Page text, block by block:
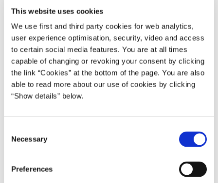
This website uses cookies
We use first and third party cookies for web analytics,
user experience optimisation, security, video and access
to certain social media features. You are at all times
capable of changing or revoking your consent by clicking
the link “Cookies” at the bottom of the page. You are also
able to read more about our use of cookies by clicking
“Show details” below.
Necessary
Preferences
Beskæftigesesminister Troels Lund Poulsen
er plads til at forbedringer. Jeg har derfor sammen med
forligskredsen på arbejdsmiljøområdet besluttet at justere
ordningen på en række punkter. Fx kan virksomheder med
en grøn smiley fremover få et nyt risikobaseret tilsyn, hvis